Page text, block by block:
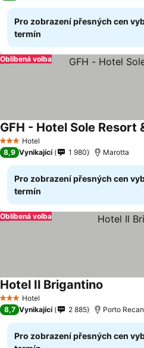
Pro zobrazení přesných cen
termín
Oblíbená volba
3 Počet hvězdiček
Hotel
GFH - Hotel Sole Resort
8,9 Vynikající 1 980 Marotta
Pro zobrazení přesných cen
termín
Oblíbená volba
3 Počet hvězdiček
Hotel
Hotel Il Brigantino
8,7 Vynikající 2 885 Porto
Pro zobrazení přesných cen